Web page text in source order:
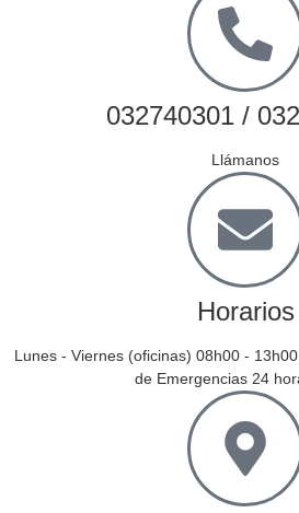
032740301 /
Llámanos
Horarios
Lunes - Viernes (oficinas) 08h00 -
de Emergencias 24